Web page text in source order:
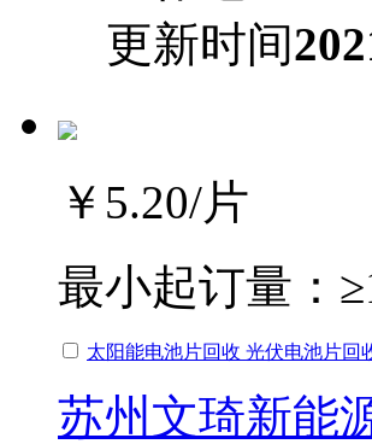
更新时间
￥5.20/片
最小起订量：
太阳能电池片回收 光伏电池片回
苏州文琦新能